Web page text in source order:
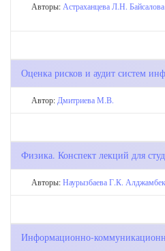
Авторы: Астраханцева Л.Н.
Оценка рисков и аудит систем
Автор: Дмитриева М.В.
Физика. Конспект лекций для
Авторы:Наурызбаева Г.К.
Информационно-